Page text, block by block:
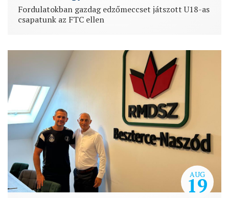
Fordulatokban gazdag edzőmeccset játszott U18-as
csapatunk az FTC ellen
AUG
19